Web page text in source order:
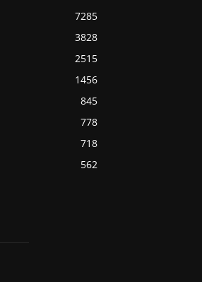
7285
3828
2515
1456
845
778
718
562